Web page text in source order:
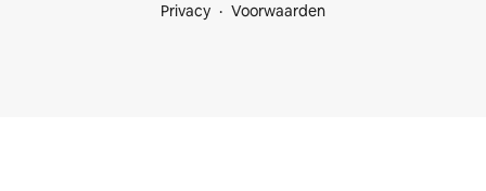
Privacy
Voorwaarden